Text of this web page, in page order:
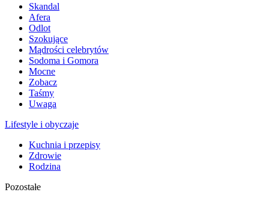
Skandal
Afera
Odlot
Szokujące
Mądrości celebrytów
Sodoma i Gomora
Mocne
Zobacz
Taśmy
Uwaga
Lifestyle i obyczaje
Kuchnia i przepisy
Zdrowie
Rodzina
Pozostałe